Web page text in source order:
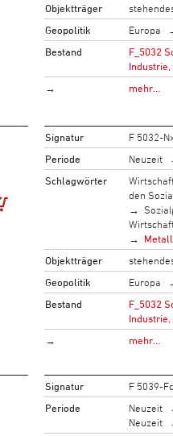
Objektträger
Geopolitik
Europa
Bestand
F_5032
→
mehr…
Signatur
F 5032-
Periode
Neuzeit
Schlagwörter
den
Objektträger
Geopolitik
Europa
Bestand
F_5032
→
mehr…
Signatur
F 5039-
Periode
Neuzeit
Neuzeit